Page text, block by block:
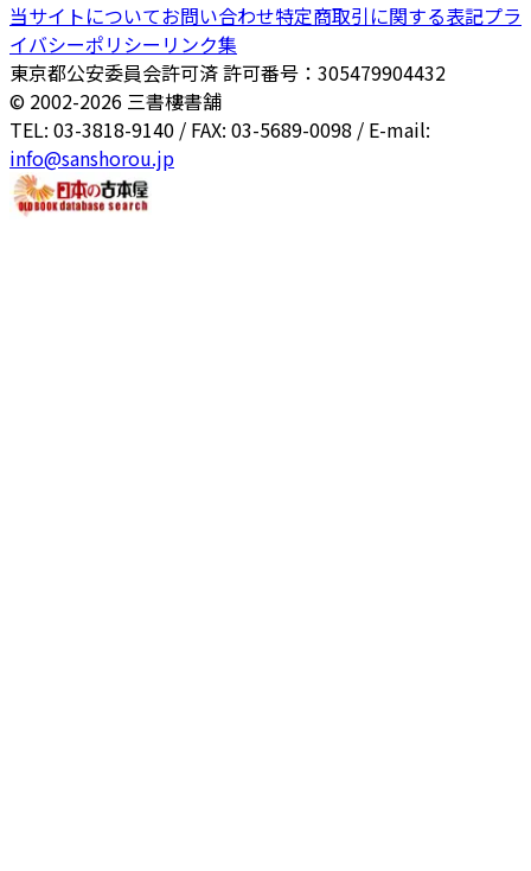
当サイトについてお問い合わせ特定商取引に関する表記プラ
イバシーポリシー リンク集
東京都公安委員会許可済 許可番号：305479904432
© 2002-2026 三書樓書舗
TEL: 03-3818-9140 / FAX: 03-5689-0098 / E-mail:
info@sanshorou.jp